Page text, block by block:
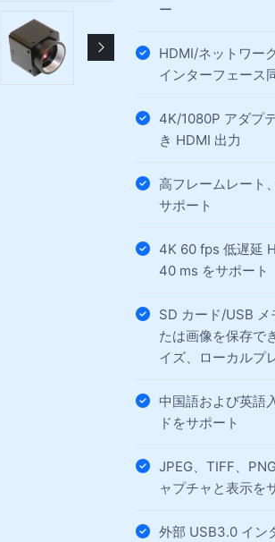
ー
HDMI/ネットワー
インターフェース
4K/1080P アダプ
き HDMI 出力
高フレームレート
サポート
4K 60 fps 低遅延
40 ms をサポート
SD カード/USB メ
たは画像を保存で
イズ、ローカルプ
中国語および英語
ドをサポート
JPEG、TIFF、
ャプチャと表示を
外部 USB3.0 イン